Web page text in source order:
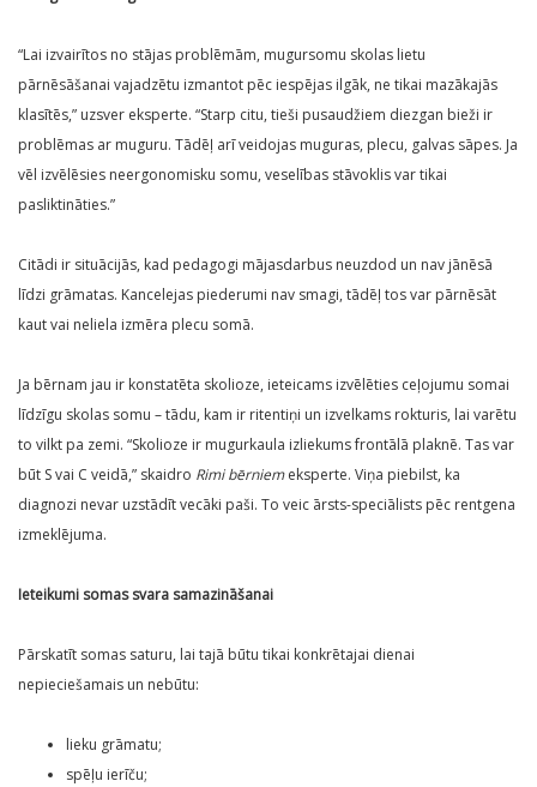
“Lai izvairītos no stājas problēmām, mugursomu skolas lietu
pārnēsāšanai vajadzētu izmantot pēc iespējas ilgāk, ne tikai mazākajās
klasītēs,” uzsver eksperte. “Starp citu, tieši pusaudžiem diezgan bieži ir
problēmas ar muguru. Tādēļ arī veidojas muguras, plecu, galvas sāpes. Ja
vēl izvēlēsies neergonomisku somu, veselības stāvoklis var tikai
pasliktināties.”
Citādi ir situācijās, kad pedagogi mājasdarbus neuzdod un nav jānēsā
līdzi grāmatas. Kancelejas piederumi nav smagi, tādēļ tos var pārnēsāt
kaut vai neliela izmēra plecu somā.
Ja bērnam jau ir konstatēta skolioze, ieteicams izvēlēties ceļojumu somai
līdzīgu skolas somu – tādu, kam ir ritentiņi un izvelkams rokturis, lai varētu
to vilkt pa zemi. “Skolioze ir mugurkaula izliekums frontālā plaknē. Tas var
būt S vai C veidā,” skaidro Rimi bērniemeksperte. Viņa piebilst, ka
diagnozi nevar uzstādīt vecāki paši. To veic ārsts-speciālists pēc rentgena
izmeklējuma.
Ieteikumi somas svara samazināšanai
Pārskatīt somas saturu, lai tajā būtu tikai konkrētajai dienai
nepieciešamais un nebūtu:
lieku grāmatu;
spēļu ierīču;